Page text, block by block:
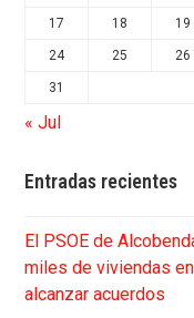
17 18 19
24 25 26
31
« Jul
Entradas recientes
El PSOE de
miles de viviendas
alcanzar acuerdos